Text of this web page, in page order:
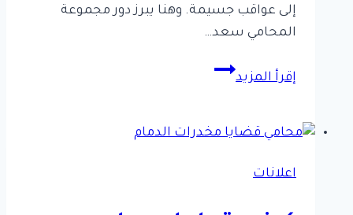
إلى عواقب جسيمة. وهنا يبرز دور مجموعة
المحامي سعد…
إقرأ المزيد
كيف
قضايا
اعلانات